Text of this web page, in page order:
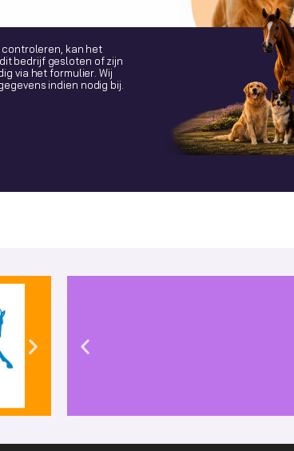
controleren, kan het
bedrijf gesloten of zijn
via het formulier. Wij
indien nodig bij.